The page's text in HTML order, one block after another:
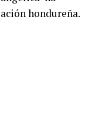
hondureña.